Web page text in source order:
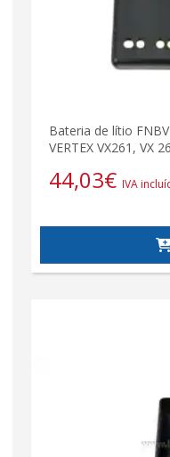
Bateria de lítio
VERTEX VX261, VX
44,03€ IVA